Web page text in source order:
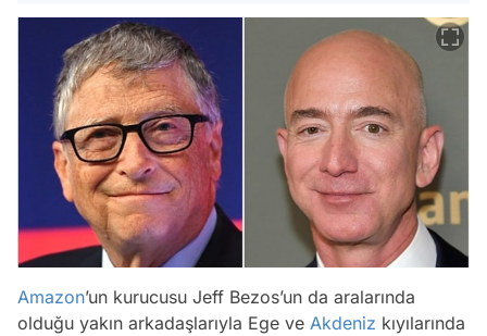
Amazon’un kurucusu Jeff Bezos’un da aralarında
olduğu yakın arkadaşlarıyla Ege ve Akdeniz kıyılarında